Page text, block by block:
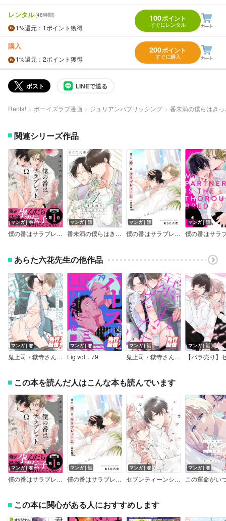
レンタル(48時間)
1%還元 ：1ポイント獲得
100ポイント
すぐにレンタル
購入
1%還元 ：2ポイント獲得
200ポイント
すぐに購入
ポスト LINEで送る
Renta! ボーイズラブ漫画 ジュリアンパブリッシング 番未満の僕らはき
関連シリーズ作品
マンガ｜巻
僕の番はサラブレットΩ【特典ペーパー／電子限定描き下ろし付き】
マンガ｜話
番未満の僕らはきっと【単話売】
マンガ｜話
僕の番はサラブレットΩ ―番外編―【単話売】
マンガ｜話
あらた六花先生の他作品
マンガ｜巻
鬼上司・獄寺さんは暴かれたい。【コミックス版】
マンガ｜巻
Fig vol．79
マンガ｜話
鬼上司・獄寺さんは暴かれたい。
マンガ｜話
この本を読んだ人はこんな本も読んでいます
マンガ｜巻
僕の番はサラブレットΩ【特典ペーパー／電子限定描き下ろし付き】
マンガ｜話
僕の番はサラブレットΩ ―番外編―【単話売】
マンガ｜巻
セブンティーンシロップス［コミックス版］【電子限定おまけ付き】
マンガ｜巻
この本に関心がある人におすすめします